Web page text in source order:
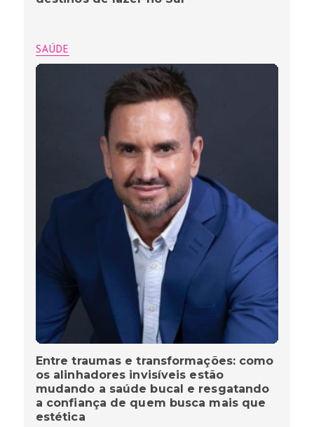
SAÚDE
Entre traumas e transformações: como
os alinhadores invisíveis estão
mudando a saúde bucal e resgatando
a confiança de quem busca mais que
estética